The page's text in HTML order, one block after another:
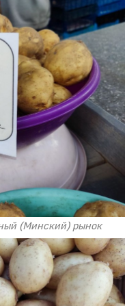
(Минский) рынок